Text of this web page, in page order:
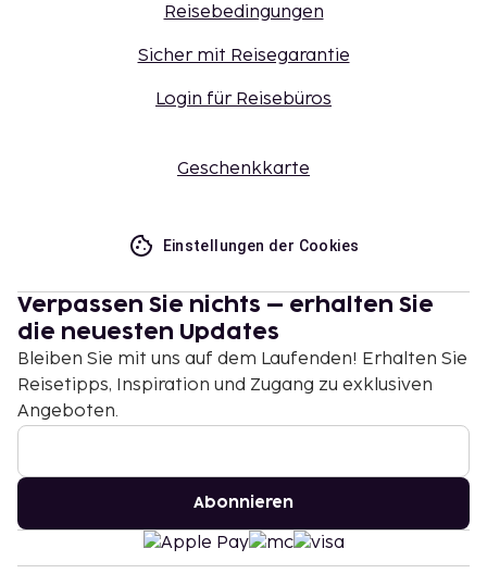
Reisebedingungen
Sicher mit Reisegarantie
Login für Reisebüros
Geschenkkarte
Einstellungen der Cookies
Verpassen Sie nichts – erhalten Sie
die neuesten Updates
Bleiben Sie mit uns auf dem Laufenden! Erhalten Sie
Reisetipps, Inspiration und Zugang zu exklusiven
Angeboten.
Abonnieren